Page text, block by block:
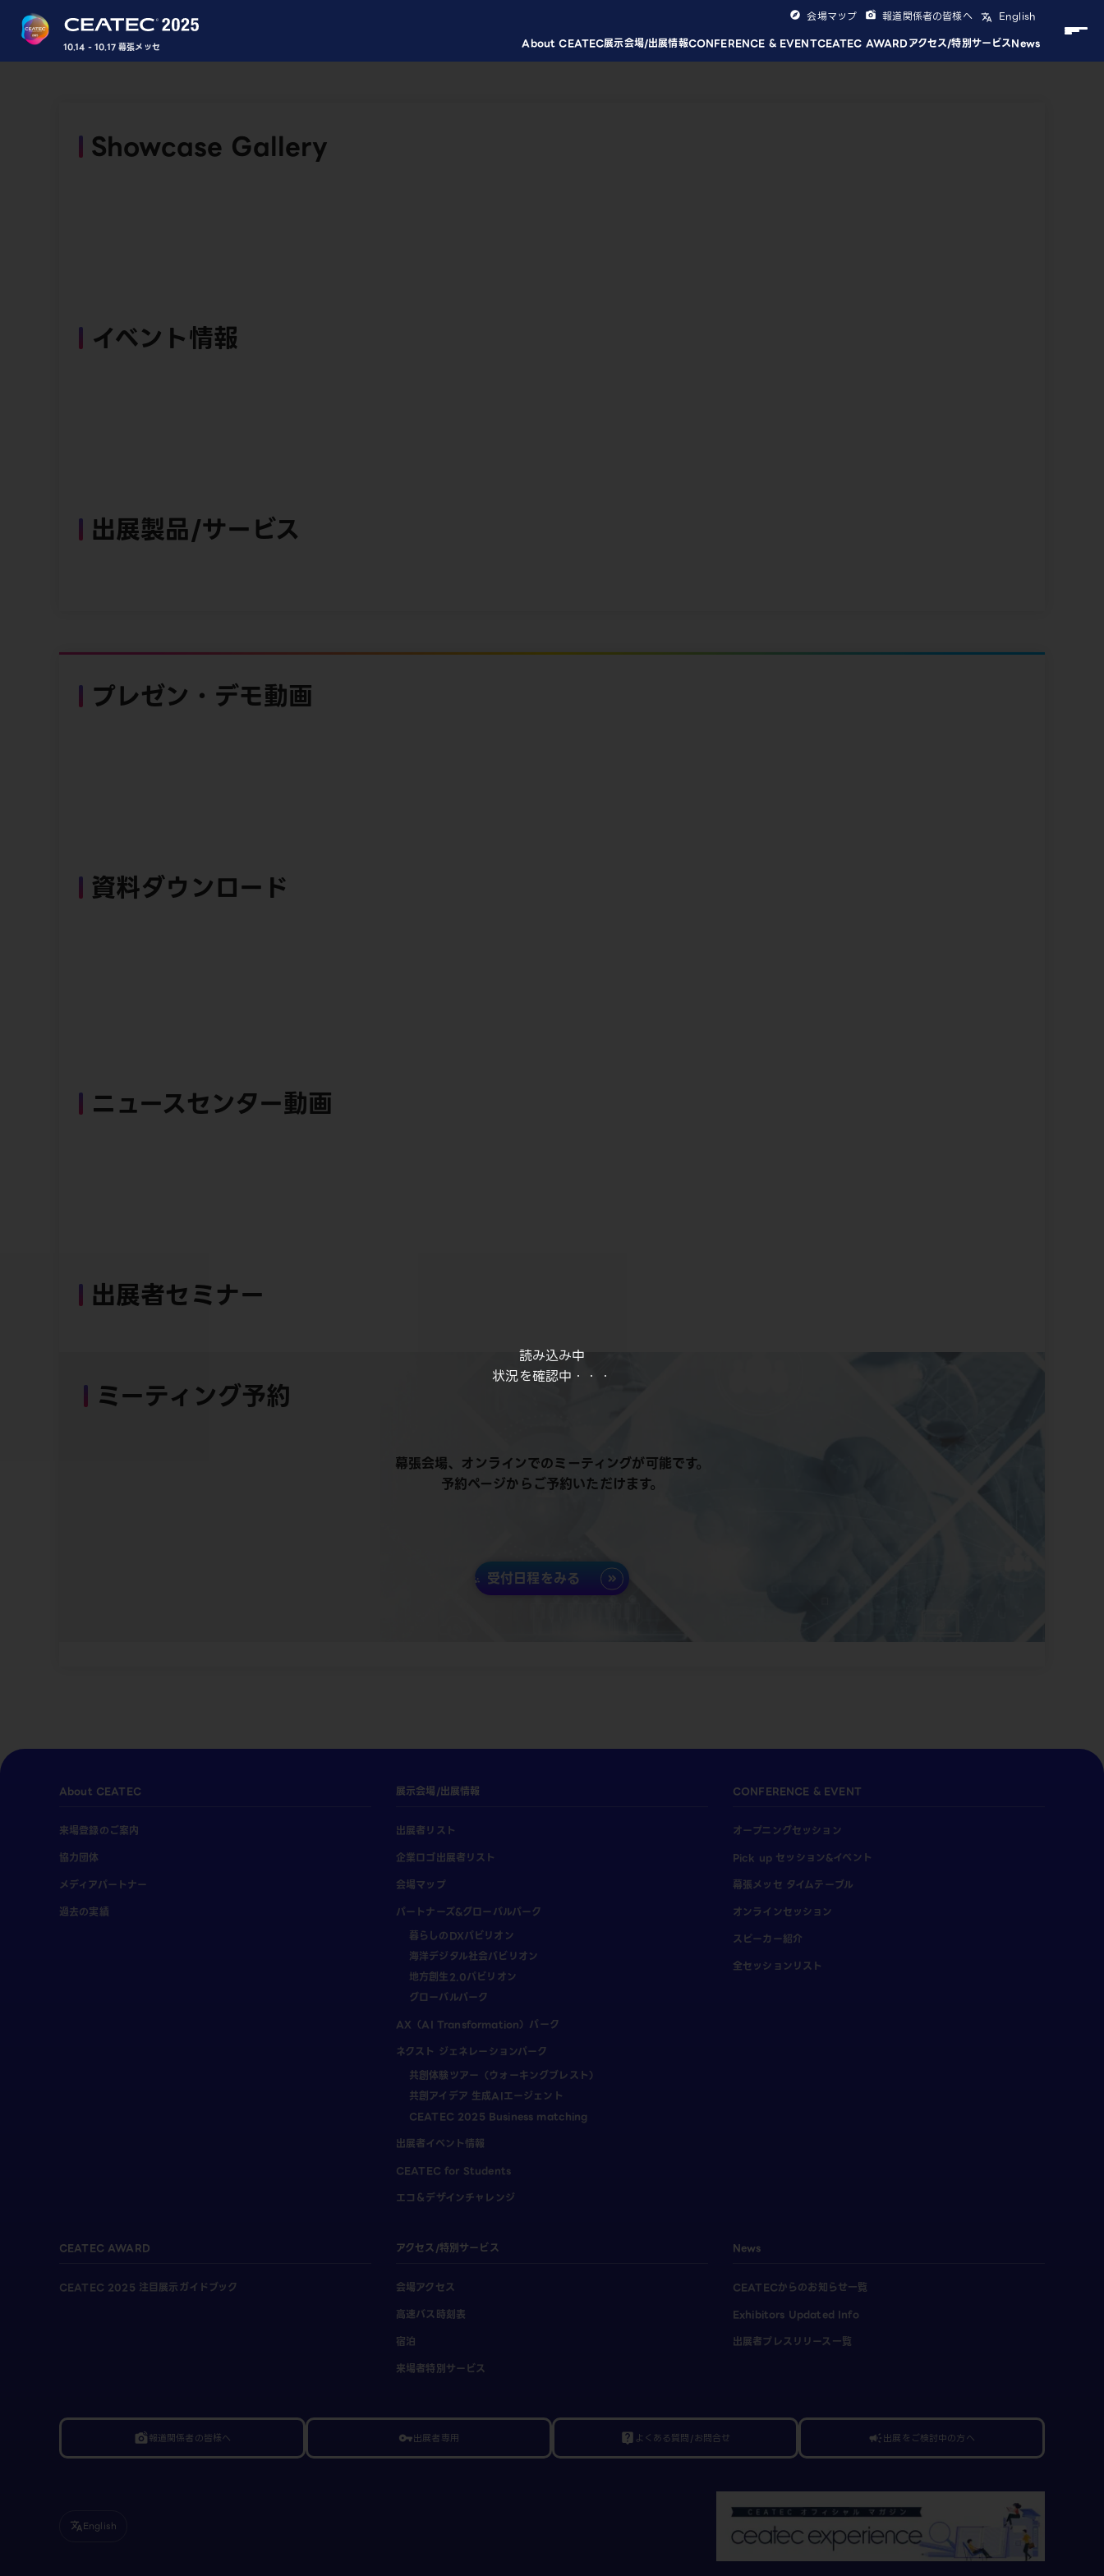
読み込み中
状況を確認中・・・
10.14 - 10.17 幕張メッセ About CEATEC展示会場/出展情報CONFERENCE & EVENTCEATEC AWARDアクセス/特別サービスNews
会場マップ 報道関係者の皆様へ English
Showcase Gallery
イベント情報
出展製品/サービス
プレゼン・デモ動画
資料ダウンロード
ニュースセンター動画
出展者セミナー
ミーティング予約
幕張会場、オンラインでのミーティングが可能です。
予約ページからご予約いただけます。
受付日程をみる
About CEATEC
来場登録のご案内
協力団体
メディアパートナー
過去の実績
展示会場/出展情報
出展者リスト
企業ロゴ出展者リスト
会場マップ
パートナーズ&グローバルパーク
暮らしのDXパビリオン
海洋デジタル社会パビリオン
地方創生2.0パビリオン
グローバルパーク
AX（AI Transformation）パーク
ネクスト ジェネレーションパーク
共創体験ツアー（ウォーキングブレスト）
共創アイデア 生成AIエージェント
CEATEC 2025 Business matching
出展者イベント情報
CEATEC for Students
エコ＆デザインチャレンジ
CONFERENCE & EVENT
オープニングセッション
Pick up セッション&イベント
幕張メッセ タイムテーブル
オンラインセッション
スピーカー紹介
全セッションリスト
CEATEC AWARD
CEATEC 2025 注目展示ガイドブック
アクセス/特別サービス
会場アクセス
高速バス時刻表
宿泊
来場者特別サービス
News
CEATECからのお知らせ一覧
Exhibitors Updated Info
出展者プレスリリース一覧
linked_camera報道関係者の皆様へ vpn_key出展者専用 live_help よくある質問/お問合せ campaign出展をご検討中の方へ
translateEnglish